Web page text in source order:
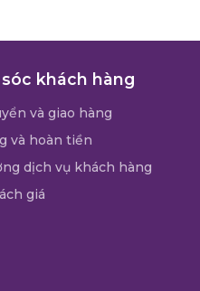
khách hàng
và giao hàng
và hoàn tiền
dịch vụ khách hàng
giá